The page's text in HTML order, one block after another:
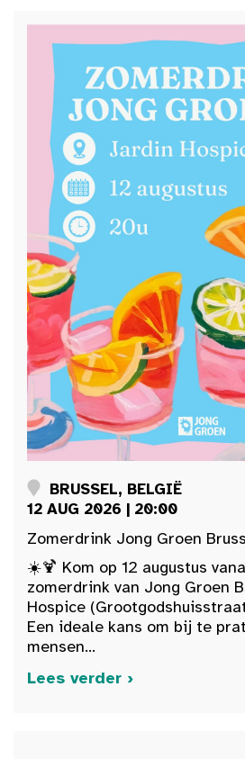
BRUSSEL, BELGIË
12 AUG 2026 | 20:00
Zomerdrink Jong Groen
☀️🍹 Kom op 12 augustus
zomerdrink van Jong Groen
Hospice
Een ideale kans om bij te
mensen...
Lees verder ›